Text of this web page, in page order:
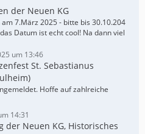
der Neuen KG
7.März 2025 - bitte bis 30.10.204
Datum ist echt cool! Na dann viel
um 13:46
St. Sebastianus
Hoffe auf zahlreiche
14:31
Neuen KG, Historisches